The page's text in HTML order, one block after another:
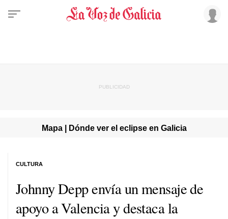
Mapa | Dónde ver el eclipse en Galicia
Johnny Depp envía un mensaje de
apoyo a Valencia y destaca la
CULTURA